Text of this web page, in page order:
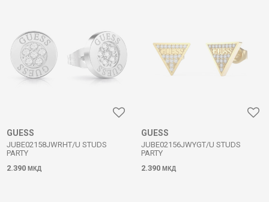
GUESS
JUBE02158JWRHT/U STUDS
PARTY
2.390 МКД
GUESS
JUBE02156JWYGT/U STUDS
PARTY
2.390 МКД